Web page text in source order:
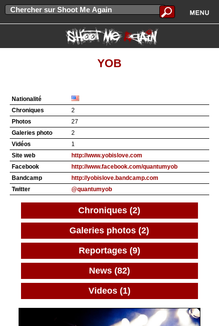
YOB
Nationalité
Chroniques
2
Photos
27
Galeries photo
2
Vidéos
1
Site web
http://www.yobislove.com
Facebook
http://www.facebook.com/quantumyob
Bandcamp
http://yobislove.bandcamp.com
Twitter
@quantumyob
Chroniques (2)
Galeries photos (2)
Reportages (9)
News (82)
Videos (1)